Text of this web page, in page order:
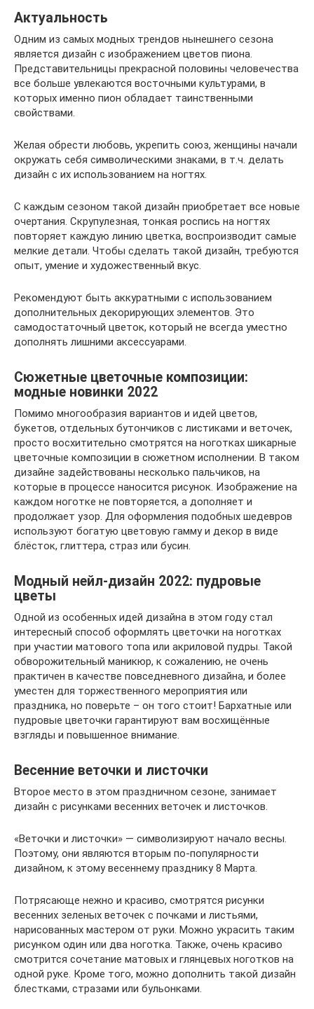
Актуальность
Одним из самых модных трендов нынешнего сезона
является дизайн с изображением цветов пиона.
Представительницы прекрасной половины человечества
все больше увлекаются восточными культурами, в
которых именно пион обладает таинственными
свойствами.
Желая обрести любовь, укрепить союз, женщины начали
окружать себя символическими знаками, в т.ч. делать
дизайн с их использованием на ногтях.
С каждым сезоном такой дизайн приобретает все новые
очертания. Скрупулезная, тонкая роспись на ногтях
повторяет каждую линию цветка, воспроизводит самые
мелкие детали. Чтобы сделать такой дизайн, требуются
опыт, умение и художественный вкус.
Рекомендуют быть аккуратными с использованием
дополнительных декорирующих элементов. Это
самодостаточный цветок, который не всегда уместно
дополнять лишними аксессуарами.
Сюжетные цветочные композиции:
модные новинки 2022
Помимо многообразия вариантов и идей цветов,
букетов, отдельных бутончиков с листиками и веточек,
просто восхитительно смотрятся на ноготках шикарные
цветочные композиции в сюжетном исполнении. В таком
дизайне задействованы несколько пальчиков, на
которые в процессе наносится рисунок. Изображение на
каждом ноготке не повторяется, а дополняет и
продолжает узор. Для оформления подобных шедевров
используют богатую цветовую гамму и декор в виде
блёсток, глиттера, страз или бусин.
Модный нейл-дизайн 2022: пудровые
цветы
Одной из особенных идей дизайна в этом году стал
интересный способ оформлять цветочки на ноготках
при участии матового топа или акриловой пудры. Такой
обворожительный маникюр, к сожалению, не очень
практичен в качестве повседневного дизайна, и более
уместен для торжественного мероприятия или
праздника, но поверьте – он того стоит! Бархатные или
пудровые цветочки гарантируют вам восхищённые
взгляды и повышенное внимание.
Весенние веточки и листочки
Второе место в этом праздничном сезоне, занимает
дизайн с рисунками весенних веточек и листочков.
«Веточки и листочки» — символизируют начало весны.
Поэтому, они являются вторым по-популярности
дизайном, к этому весеннему празднику 8 Марта.
Потрясающе нежно и красиво, смотрятся рисунки
весенних зеленых веточек с почками и листьями,
нарисованных мастером от руки. Можно украсить таким
рисунком один или два ноготка. Также, очень красиво
смотрится сочетание матовых и глянцевых ноготков на
одной руке. Кроме того, можно дополнить такой дизайн
блестками, стразами или бульонками.